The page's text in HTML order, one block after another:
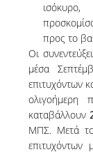
ισόκυρο,
προς το
Οι
μέσα
επιτυχόντων
ολιγοήμερη
καταβάλλουν
ΜΠΣ. Μετά